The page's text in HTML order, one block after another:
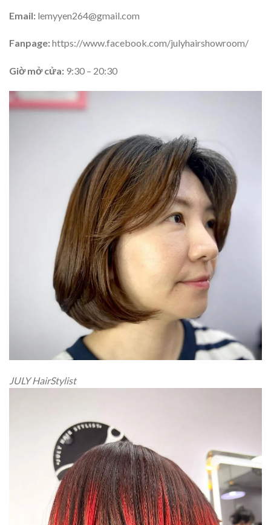
Email: lemyyen264@gmail.com
Fanpage:https://www.facebook.com/julyhairshowroom/
Giờ mở cửa: 9:30 – 20:30
JULY HairStylist